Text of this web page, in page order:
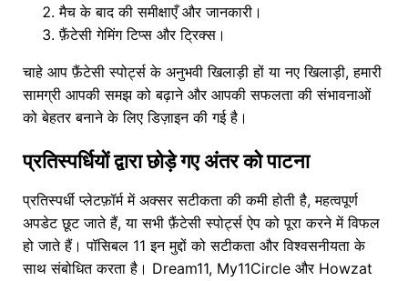
मैच के बाद की समीक्षाएँ और जानकारी।
फ़ैंटेसी गेमिंग टिप्स और ट्रिक्स।
चाहे आप फ़ैंटेसी स्पोर्ट्स के अनुभवी खिलाड़ी हों या नए खिलाड़ी, हमारी
सामग्री आपकी समझ को बढ़ाने और आपकी सफलता की संभावनाओं
को बेहतर बनाने के लिए डिज़ाइन की गई है।
प्रतिस्पर्धियों द्वारा छोड़े गए अंतर को पाटना
प्रतिस्पर्धी प्लेटफ़ॉर्म में अक्सर सटीकता की कमी होती है, महत्वपूर्ण
अपडेट छूट जाते हैं, या सभी फ़ैंटेसी स्पोर्ट्स ऐप को पूरा करने में विफल
हो जाते हैं। पॉसिबल 11 इन मुद्दों को सटीकता और विश्वसनीयता के
साथ संबोधित करता है। Dream11, My11Circle और Howzat